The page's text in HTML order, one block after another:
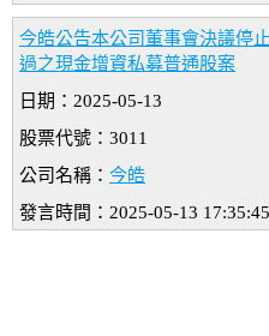
今皓公告本公司董事會決議停
過之現金增資私募普通股案
日期：2025-05-13
股票代號：3011
公司名稱： 今皓
發言時間：2025-05-13 17:35:45